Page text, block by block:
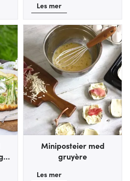
Les mer
Miniposteier med
gruyère
Les mer